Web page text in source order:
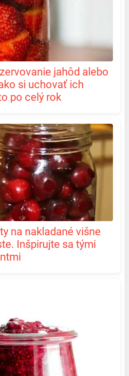
si uchovať ich
po celý rok
Inšpirujte sa tými